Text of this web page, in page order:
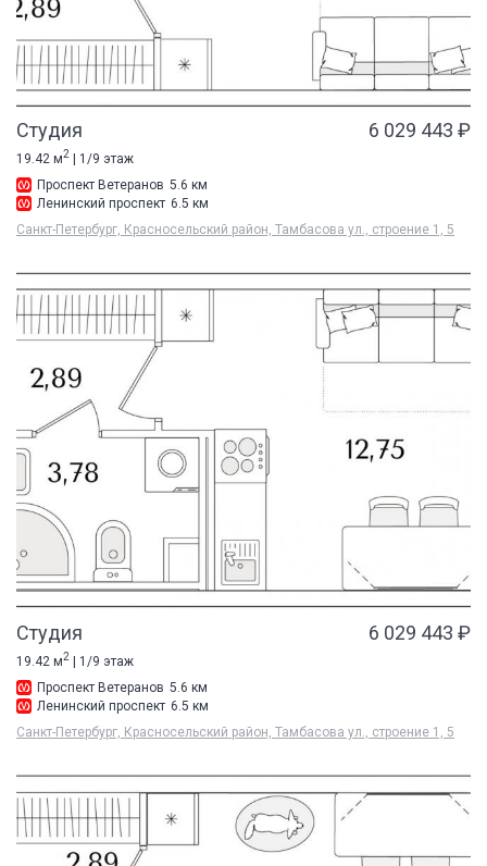
Студия 6 029 443 ₽
19.42 м2 | 1/9 этаж
Проспект Ветеранов 5.6 км
Ленинский проспект 6.5 км
Санкт-Петербург, Красносельский район, Тамбасова ул., строение 1, 5
Студия 6 029 443 ₽
19.42 м2
| 1/9 этаж
Проспект Ветеранов 5.6 км
Ленинский проспект 6.5 км
Санкт-Петербург, Красносельский район, Тамбасова ул., строение 1, 5